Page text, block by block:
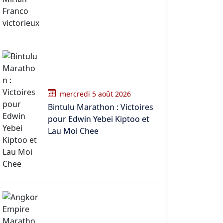
mercredi 5 août 2026
Bintulu Marathon : Victoires
pour Edwin Yebei Kiptoo et
Lau Moi Chee